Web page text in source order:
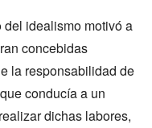
idealismo motivó a
concebidas
la responsabilidad de
conducía a un
dichas labores,